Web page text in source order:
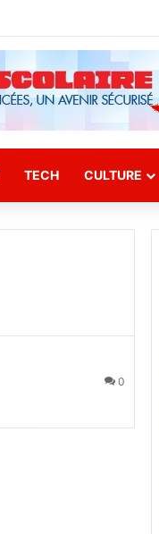
TECH CULTURE
0